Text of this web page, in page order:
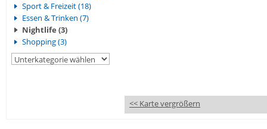
Sport & Freizeit (18)
Essen & Trinken (7)
Nightlife (3)
Shopping (3)
<< Karte vergrößern